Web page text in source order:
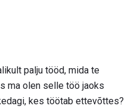
palju tööd, mida te
ma olen selle töö jaoks
kes töötab ettevõttes?